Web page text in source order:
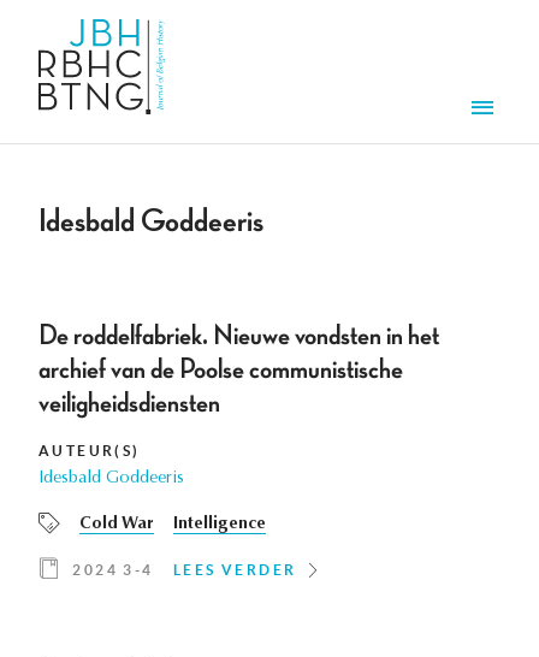
Idesbald Goddeeris
De roddelfabriek. Nieuwe vondsten in het
archief van de Poolse communistische
veiligheidsdiensten
AUTEUR(S)
Idesbald Goddeeris
Cold War Intelligence
2024 3-4 LEES VERDER